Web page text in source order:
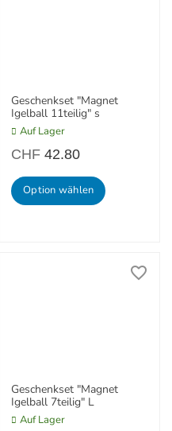
Geschenkset "Magnet
Igelball 11teilig" s
Auf Lager
CHF42.80
Option wählen
Geschenkset "Magnet
Igelball 7teilig" L
Auf Lager